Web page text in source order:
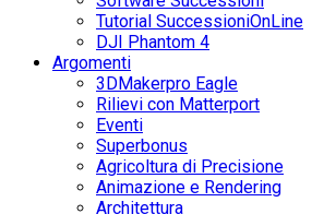
Tutorial SuccessioniOnLine
DJI Phantom 4
Argomenti
3DMakerpro Eagle
Rilievi con Matterport
Eventi
Superbonus
Agricoltura di Precisione
Animazione e Rendering
Architettura